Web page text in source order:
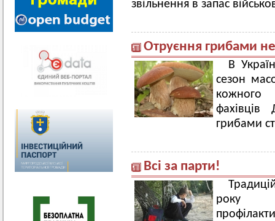
звільнення в запас
Отруєння грибами
В
сезон
кожного
фахівців
грибами
Всі за парти!
року